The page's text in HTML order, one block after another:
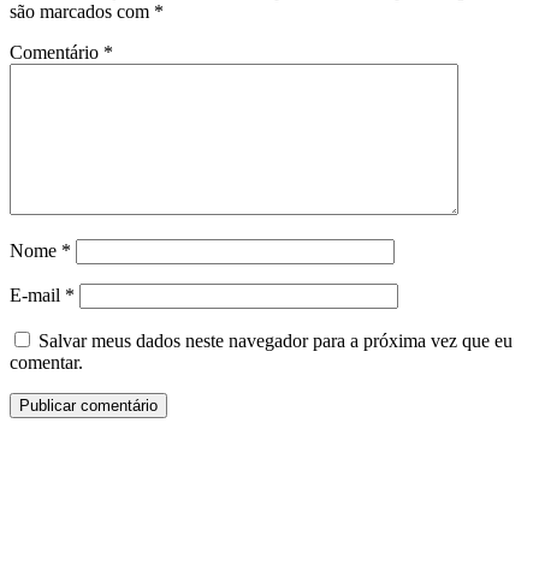
são marcados com *
Comentário *
Nome *
E-mail *
Salvar meus dados neste navegador para a próxima vez que eu
comentar.